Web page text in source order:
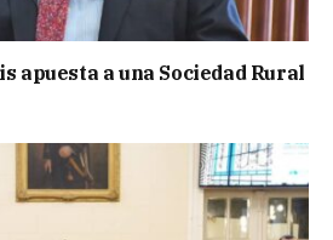
apuesta a una Sociedad Rural